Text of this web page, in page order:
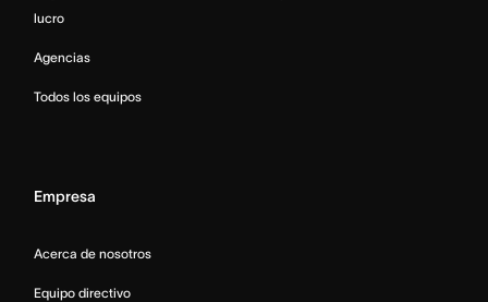
lucro
Agencias
Todos los equipos
Empresa
Acerca de nosotros
Equipo directivo